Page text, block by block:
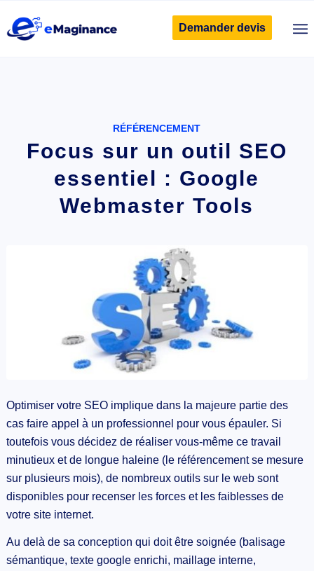
Demander devis
RÉFÉRENCEMENT
Focus sur un outil SEO
essentiel : Google
Webmaster Tools
Optimiser votre SEO implique dans la majeure partie des
cas faire appel à un professionnel pour vous épauler. Si
toutefois vous décidez de réaliser vous-même ce travail
minutieux et de longue haleine (le référencement se mesure
sur plusieurs mois), de nombreux outils sur le web sont
disponibles pour recenser les forces et les faiblesses de
votre site internet.
Au delà de sa conception qui doit être soignée (balisage
sémantique, texte google enrichi, maillage interne,